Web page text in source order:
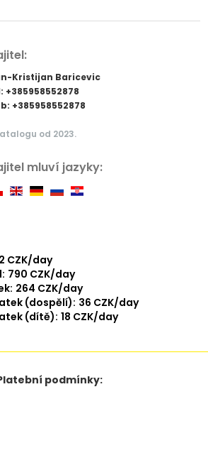
Kristijan Baricevic
+385958552878
+385958552878
od 2023.
mluví jazyky:
CZK/day
790 CZK/day
264 CZK/day
(dospělí): 36 CZK/day
(dítě): 18 CZK/day
podmínky: